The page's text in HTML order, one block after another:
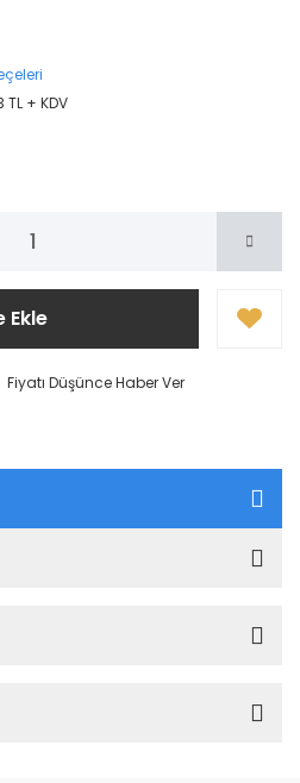
TL + KDV
Ekle
Fiyatı Düşünce Haber Ver